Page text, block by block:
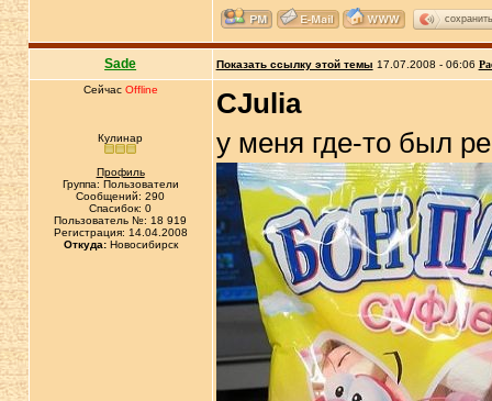
сохранить
Sade Показать ссылку этой темы 17.07.2008 - 06:06
Сейчас Offline
Кулинар
Профиль
Группа: Пользователи
Сообщений: 290
Спасибок: 0
Пользователь №: 18 919
Регистрация: 14.04.2008
Откуда:Новосибирск
CJulia
у меня где-то был